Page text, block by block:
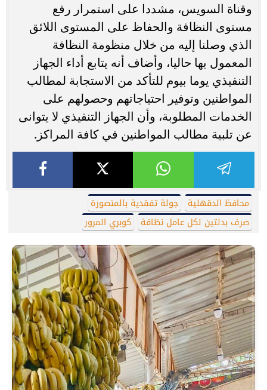
وقناة السويس، مشددا على استمرار رفع
مستوى النظافة والحفاظ على المستوى اللائق
الذي وصلنا إليه من خلال منظومة النظافة
المعمول بها حاليا، وأضاف أنه يتابع أداء الجهاز
التنفيذي يوما بيوم للتأكد من الاستجابة لمطالب
المواطنين وتوفير احتياجاتهم وحصولهم على
الخدمات المطلوبة، وأن الجهاز التنفيذي لا يتوانى
عن تلبية مطالب المواطنين في كافة المراكز.
محافظ الدقهلية
جولة تفقدية بالمنصورة
صرف بدلتين لكل عامل نظافة
كوبري المرور